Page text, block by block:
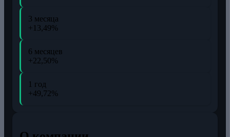
3 месяца
+13,49%
6 месяцев
+22,50%
1 год
+49,72%